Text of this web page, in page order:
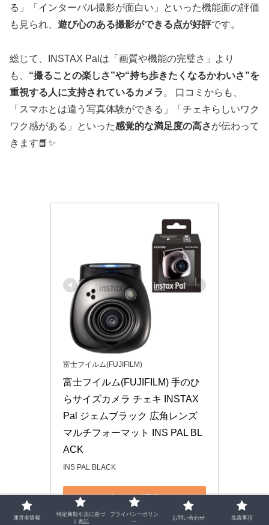
る」「インターバル撮影が面白い」といった機能面の評価
も見られ、 遊び心のある撮影ができる点が好評です。
総じて、INSTAX Palは「画質や機能の完璧さ」より
も、 “撮ることの楽しさ”や“持ち歩きたくなるかわいさ”を
重視する人に支持されているカメラ 。 口コミからも、
「スマホとは違う写真体験ができる」「チェキらしいワク
ワク感がある」といった感覚的な満足度の高さが伝わって
きます📘✨
富士フイルム(FUJIFILM)
富士フイルム(FUJIFILM) 手のひ
らサイズカメラ チェキ INSTAX
Pal ジェムブラック 広角レンズ
マルチフォーマット INS PAL BL
ACK
INS PAL BLACK
Amazonで見る
運営者情報
特定商取引法に基づ
く表記
プライバシーポリシ
ー
お問い合わせ 免責事項